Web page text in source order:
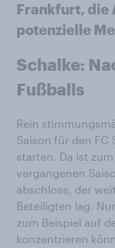
Frankfurt, die
potenzielle
Schalke:
Fußballs
Rein
Saison für den FC
starten. Da ist
vergangenen
abschloss, der
Beteiligten lag.
zum Beispiel auf
konzentrieren